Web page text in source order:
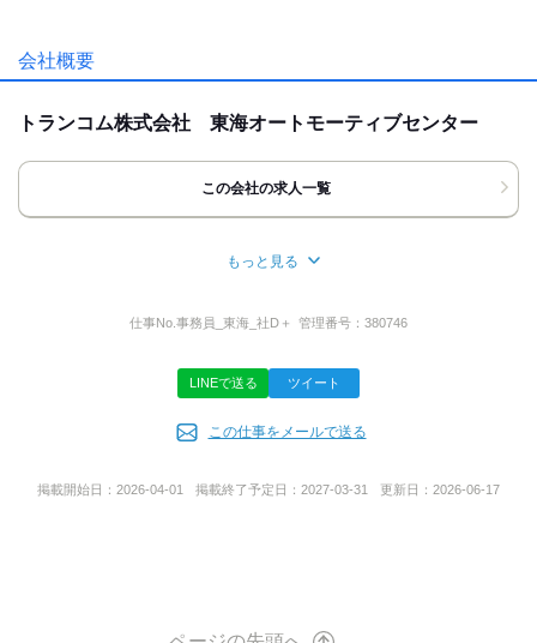
■介護休暇
待遇充実
[最寄駅]
愛知県 東海市⁄南大高駅 (車 10分)ほか
[住所]
地図・アクセス詳細を見る
ありがとうございます！
お電話、または応募ボタン(WEB応募)より
会社概要
トランコム株式会社 東海オートモーティブセンター
この会社の求人一覧
愛知県東海市名和町奥前後80
もっと見る
仕事No. 事務員_東海_社D＋ 管理番号： 380746
LINEで送る ツイート
この仕事をメールで送る
掲載開始日： 2026-04-01 掲載終了予定日： 2027-03-31 更新日： 2026-06-17